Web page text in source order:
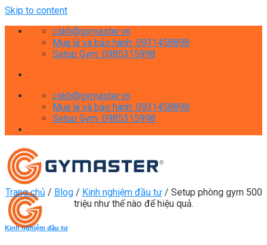
Skip to content
cskh@gymaster.vn
Mua lẻ và bảo hành: 0931458898
Setup Gym: 0985315998
cskh@gymaster.vn
Mua lẻ và bảo hành: 0931458898
Setup Gym: 0985315998
Trang chủ / Blog / Kinh nghiệm đầu tư / Setup phòng gym 500
triệu như thế nào để hiệu quả.
Kinh nghiệm đầu tư